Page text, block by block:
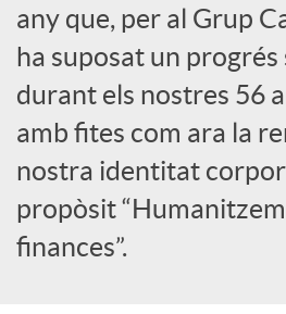
i
c
a
d
any que, per al Grup
ha suposat un
durant els nostres 56
amb fites com ara la
nostra identitat
propòsit
finances”.